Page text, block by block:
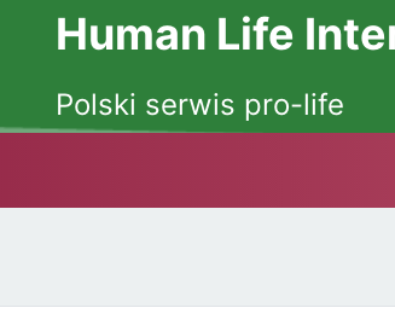
Human Life
Polski serwis pro-life